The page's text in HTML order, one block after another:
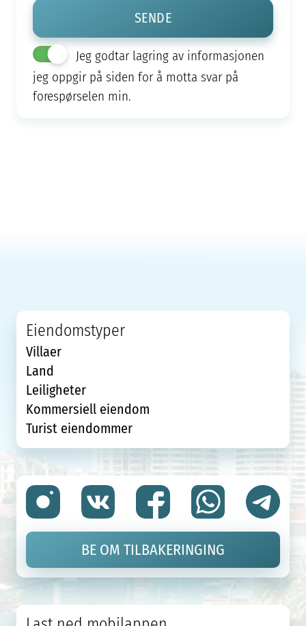
Jeg godtar lagring av informasjonen
jeg oppgir på siden for å motta svar på
forespørselen min.
Eiendomstyper
Villaer
Land
Leiligheter
Kommersiell eiendom
Turist eiendommer
BE OM TILBAKERINGING